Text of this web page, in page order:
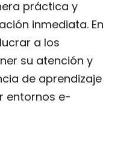
práctica y
inmediata. En
a los
su atención y
de aprendizaje
entornos e-